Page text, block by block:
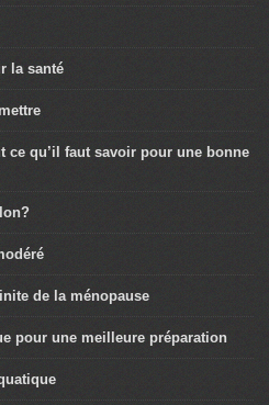
la santé
ce qu’il faut savoir pour une bonne
de la ménopause
pour une meilleure préparation